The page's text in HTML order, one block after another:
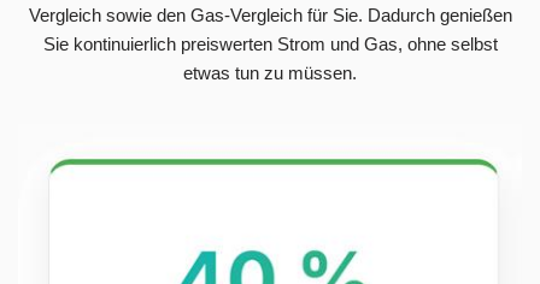
Vergleich sowie den Gas-Vergleich für Sie. Dadurch genießen
Sie kontinuierlich preiswerten Strom und Gas, ohne selbst
etwas tun zu müssen.